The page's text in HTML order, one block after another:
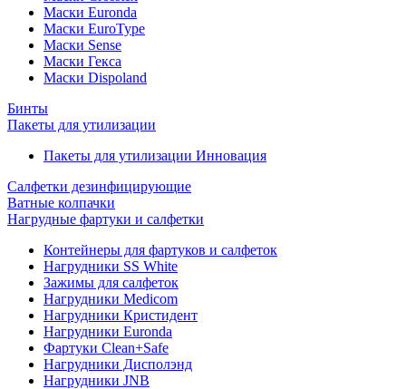
Маски Euronda
Маски EuroType
Маски Sense
Маски Гекса
Маски Dispoland
Бинты
Пакеты для утилизации
Пакеты для утилизации Инновация
Салфетки дезинфицирующие
Ватные колпачки
Нагрудные фартуки и салфетки
Контейнеры для фартуков и салфеток
Нагрудники SS White
Зажимы для салфеток
Нагрудники Medicom
Нагрудники Кристидент
Нагрудники Euronda
Фартуки Clean+Safe
Нагрудники Дисполэнд
Нагрудники JNB